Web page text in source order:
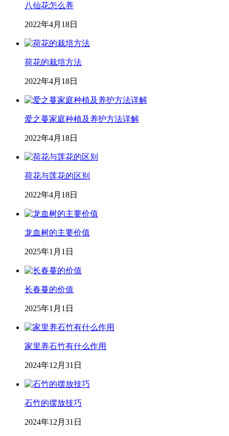
八仙花怎么养
2022年4月18日
荷花的栽培方法
2022年4月18日
爱之蔓家庭种植及养护方法详解
2022年4月18日
荷花与莲花的区别
2022年4月18日
龙血树的主要价值
2025年1月1日
长春蔓的价值
2025年1月1日
家里养石竹有什么作用
2024年12月31日
石竹的摆放技巧
2024年12月31日